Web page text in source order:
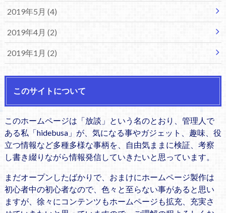
2019年5月 (4)
2019年4月 (2)
2019年1月 (2)
このサイトについて
このホームページは「放談」という名のとおり、管理人で
ある私「hidebusa」が、気になる事やガジェット、趣味、役
立つ情報など多種多様な事柄を、自由気ままに検証、考察
し書き綴りながら情報発信していきたいと思っています。
まだオープンしたばかりで、おまけにホームページ製作は
初心者中の初心者なので、色々と至らない事があると思い
ますが、徐々にコンテンツもホームページも拡充、充実さ